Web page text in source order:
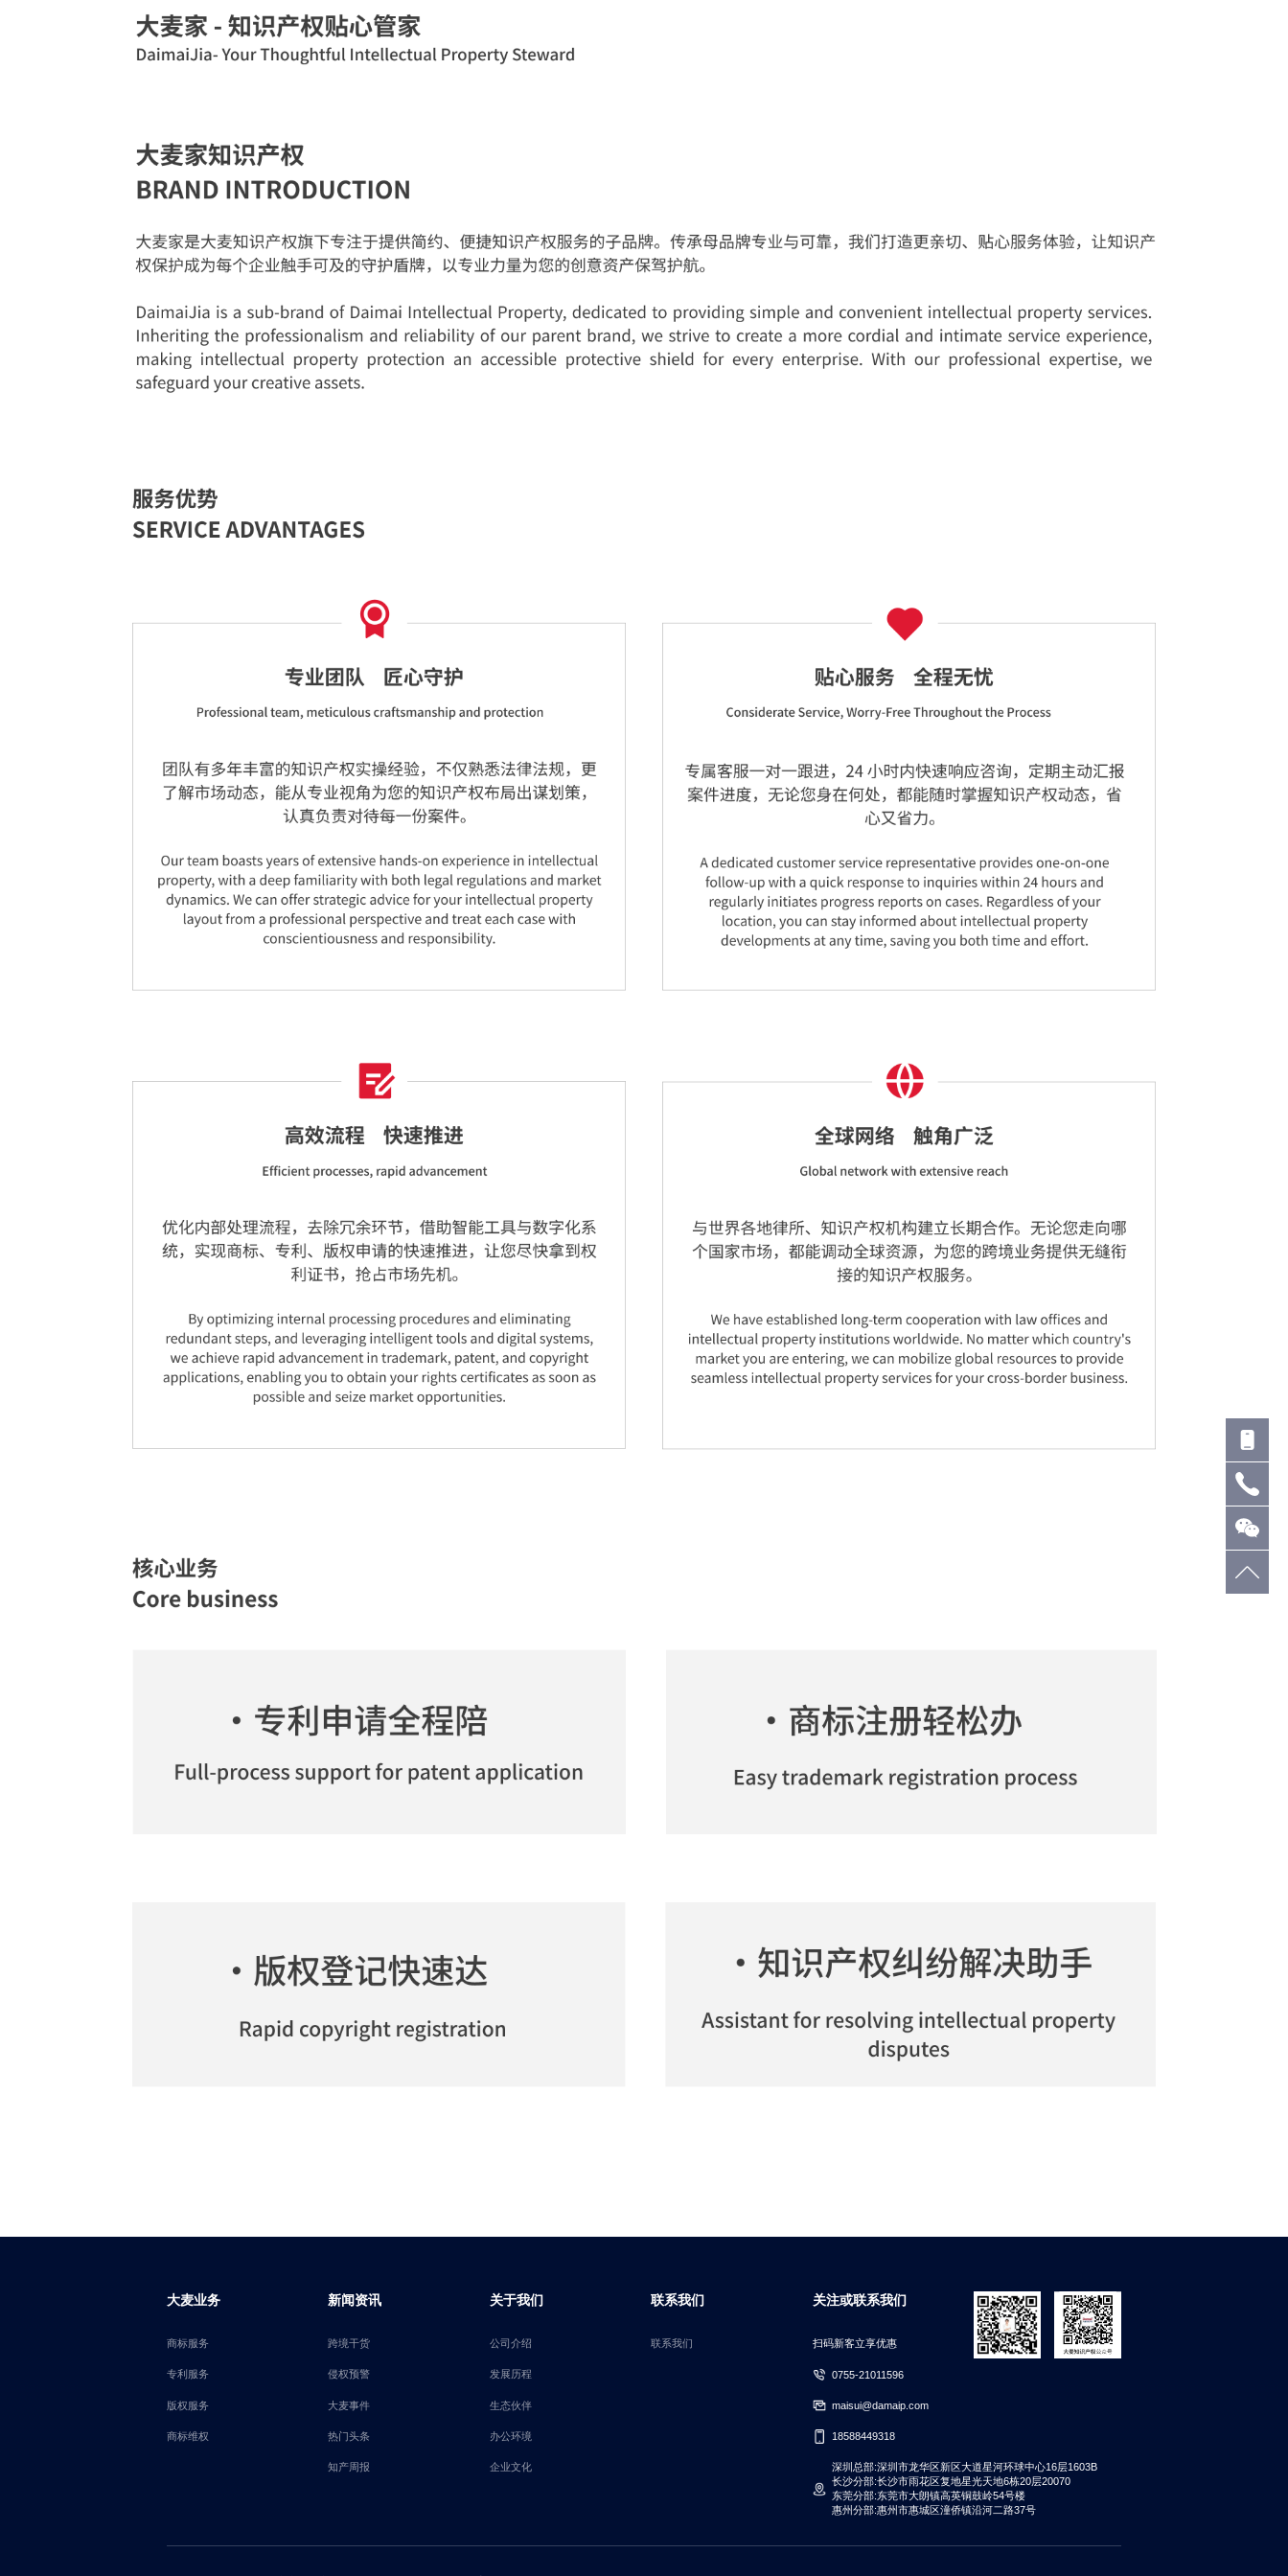
大麦业务
商标服务
专利服务
版权服务
商标维权
新闻资讯
跨境干货
侵权预警
大麦事件
热门头条
知产周报
关于我们
公司介绍
发展历程
生态伙伴
办公环境
企业文化
联系我们
联系我们
关注或联系我们
扫码新客立享优惠
0755-21011596
maisui@damaip.com
18588449318
深圳总部:深圳市龙华区新区大道星河环球中心16层1603B
长沙分部:长沙市雨花区复地星光天地6栋20层20070
东莞分部:东莞市大朗镇高英铜鼓岭54号楼
惠州分部:惠州市惠城区潼侨镇沿河二路37号